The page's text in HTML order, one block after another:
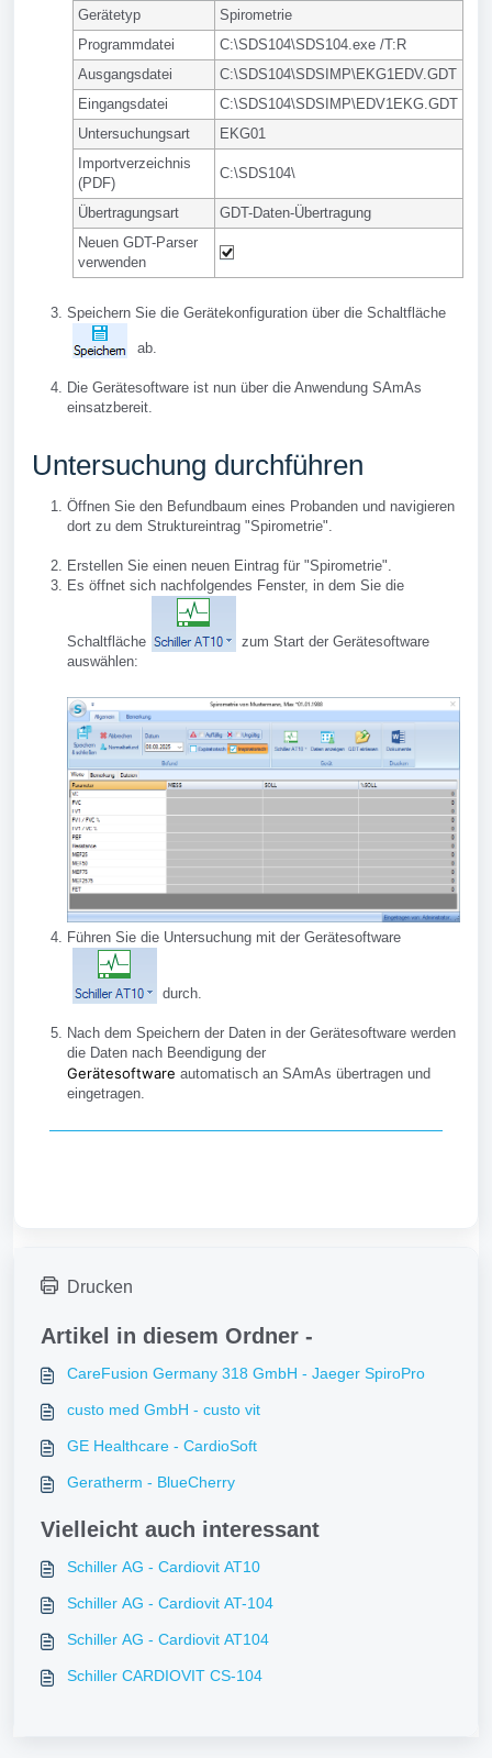
Gerätetyp
Spirometrie
Programmdatei
C:\SDS104\SDS104.exe /T:R
Ausgangsdatei
C:\SDS104\SDSIMP\EKG1EDV.GDT
Eingangsdatei
C:\SDS104\SDSIMP\EDV1EKG.GDT
Untersuchungsart
EKG01
Importverzeichnis
(PDF)
C:\SDS104\
Übertragungsart
GDT-Daten-Übertragung
Neuen GDT-Parser
verwenden
Speichern Sie die Gerätekonfiguration über die Schaltfläche
ab.
Die Gerätesoftware ist nun über die Anwendung SAmAs
einsatzbereit.
Untersuchung durchführen
Öffnen Sie den Befundbaum eines Probanden und navigieren
dort zu dem Struktureintrag "Spirometrie".
Erstellen Sie einen neuen Eintrag für "Spirometrie".
Es öffnet sich nachfolgendes Fenster, in dem Sie die
Schaltfläche
zum Start der Gerätesoftware
auswählen:
Führen Sie die Untersuchung mit der Gerätesoftware
durch.
Nach dem Speichern der Daten in der Gerätesoftware werden
die Daten nach Beendigung der
Gerätesoftware automatisch an SAmAs übertragen und
eingetragen.
Drucken
Artikel in diesem Ordner -
CareFusion Germany 318 GmbH - Jaeger SpiroPro
custo med GmbH - custo vit
GE Healthcare - CardioSoft
Geratherm - BlueCherry
Vielleicht auch interessant
Schiller AG - Cardiovit AT10
Schiller AG - Cardiovit AT-104
Schiller AG - Cardiovit AT104
Schiller CARDIOVIT CS-104